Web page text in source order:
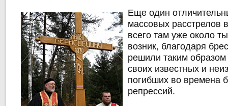
Еще один
массовых расстрелов
всего там уже около
возник, благодаря
решили таким образом
своих известных и
погибших во времена
репрессий.